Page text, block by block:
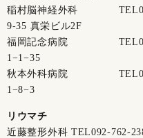
稲村脳神経外科 TEL
9-35 真栄ビル2F
福岡記念病院 TEL
1−1−35
秋本外科病院 TEL
1−8−3
リウマチ
近藤整形外科 TEL092-762-